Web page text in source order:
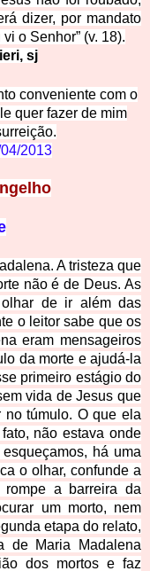
dizer, por mandato
o Senhor” (v. 18).
sj
conveniente com o
quer fazer de mim
2013
A tristeza que
não é de Deus. As
olhar de ir além das
o leitor sabe que os
eram mensageiros
da morte e ajudá-la
primeiro estágio do
vida de Jesus que
no túmulo. O que ela
não estava onde
há uma
o olhar, confunde a
rompe a barreira da
um morto, nem
etapa do relato,
de Maria Madalena
dos mortos e faz